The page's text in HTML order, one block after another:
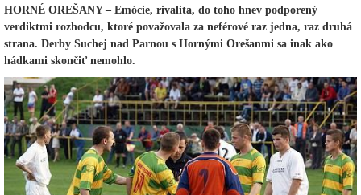
HORNÉ OREŠANY – Emócie, rivalita, do toho hnev podporený
verdiktmi rozhodcu, ktoré považovala za neférové raz jedna, raz druhá
strana. Derby Suchej nad Parnou s Hornými Orešanmi sa inak ako
hádkami skončiť nemohlo.